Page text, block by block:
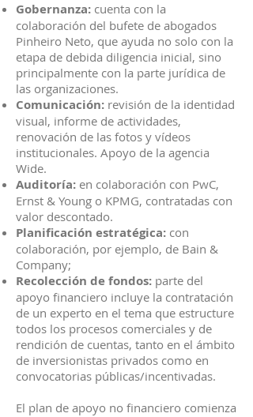
Gobernanza: cuenta con la
colaboración del bufete de abogados
Pinheiro Neto, que ayuda no solo con la
etapa de debida diligencia inicial, sino
principalmente con la parte jurídica de
las organizaciones.
Comunicación: revisión de la identidad
visual, informe de actividades,
renovación de las fotos y vídeos
institucionales. Apoyo de la agencia
Wide.
Auditoría: en colaboración con PwC,
Ernst & Young o KPMG, contratadas con
valor descontado.
Planificación estratégica: con
colaboración, por ejemplo, de Bain &
Company;
Recolección de fondos: parte del
apoyo financiero incluye la contratación
de un experto en el tema que estructure
todos los procesos comerciales y de
rendición de cuentas, tanto en el ámbito
de inversionistas privados como en
convocatorias públicas/incentivadas.
El plan de apoyo no financiero comienza